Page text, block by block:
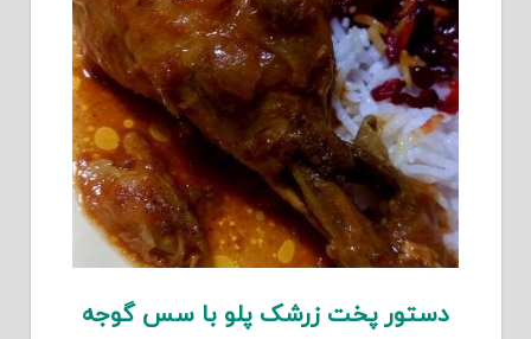
دستور پخت زرشک پلو با سس گوجه